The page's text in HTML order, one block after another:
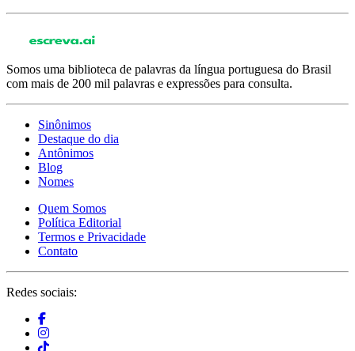
Somos uma biblioteca de palavras da língua portuguesa do Brasil
com mais de 200 mil palavras e expressões para consulta.
Sinônimos
Destaque do dia
Antônimos
Blog
Nomes
Quem Somos
Política Editorial
Termos e Privacidade
Contato
Redes sociais: